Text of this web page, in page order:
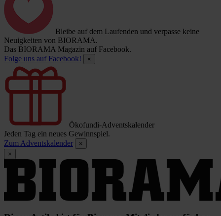
Bleibe auf dem Laufenden und verpasse keine
Neuigkeiten von BIORAMA.
Das BIORAMA Magazin auf Facebook.
Folge uns auf Facebook!
×
Ökofundi-Adventskalender
Jeden Tag ein neues Gewinnspiel.
Zum Adventskalender
×
×